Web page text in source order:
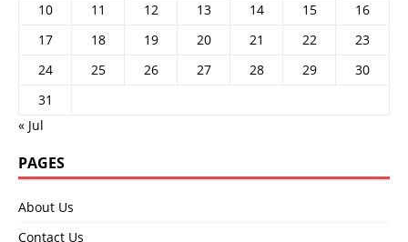
10
11 12 13 14 15
16
17
18 19 20 21 22
23
24
25 26 27 28 29
30
31
« Jul
PAGES
About Us
Contact Us